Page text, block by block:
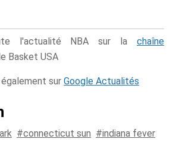
l'actualité NBA sur la chaîne
Basket USA
sur Google Actualités
connecticut sun
indiana fever